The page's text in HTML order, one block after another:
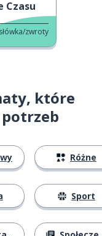
Czasu
słówka/zwroty
które
Różne
Sport